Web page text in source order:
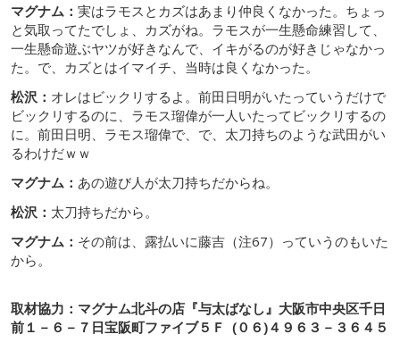
マグナム： 実はラモスとカズはあまり仲良くなかった。ちょっ
と気取ってたでしょ、カズがね。ラモスが一生懸命練習して、
一生懸命遊ぶヤツが好きなんで、イキがるのが好きじゃなかっ
た。で、カズとはイマイチ、当時は良くなかった。
松沢： オレはビックリするよ。前田日明がいたっていうだけで
ビックリするのに、ラモス瑠偉が一人いたってビックリするの
に。前田日明、ラモス瑠偉で、で、太刀持ちのような武田がい
るわけだｗｗ
マグナム： あの遊び人が太刀持ちだからね。
松沢： 太刀持ちだから。
マグナム： その前は、露払いに藤吉（注67）っていうのもいた
から。
取材協力：マグナム北斗の店『与太ばなし』大阪市中央区千日
前１－６－７日宝阪町ファイブ５Ｆ (０６)４９６３－３６４５